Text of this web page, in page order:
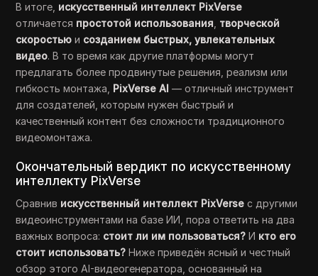
В итоге, искусственный интеллект PixVerse
отличается простотой использования творческой
скоростью и созданием быстрых, увлекательных
видео. В то время как другие платформы могут
предлагать более продвинутые решения, реализм или
гибкость монтажа, PixVerse AI — отличный инструмент
для создателей, которым нужен быстрый и
качественный контент без сложности традиционного
видеомонтажа.
Окончательный вердикт по искусственному
интеллекту PixVerse
Сравнив искусственный интеллект PixVerse с другими
видеоинструментами на базе ИИ, пора ответить на два
важных вопроса: стоит ли им пользоваться? И кто его
стоит использовать? Ниже приведён ясный и честный
обзор этого AI-видеогенератора, основанный на